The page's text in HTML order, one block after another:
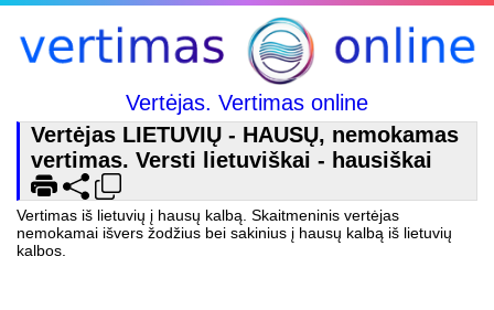
Vertėjas. Vertimas online
Vertėjas LIETUVIŲ - HAUSŲ, nemokamas
vertimas. Versti lietuviškai - hausiškai
Vertimas iš lietuvių į hausų kalbą. Skaitmeninis vertėjas
nemokamai išvers žodžius bei sakinius į hausų kalbą iš lietuvių
kalbos.